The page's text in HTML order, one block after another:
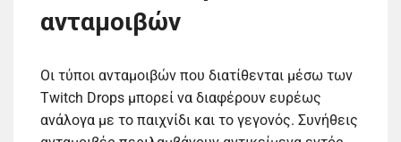
ανταμοιβών
Οι τύποι ανταμοιβών που διατίθενται μέσω των
Twitch Drops μπορεί να διαφέρουν ευρέως
ανάλογα με το παιχνίδι και το γεγονός. Συνήθεις